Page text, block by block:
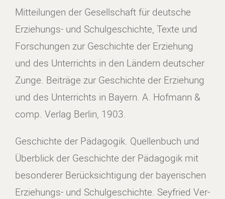
Mitteilungen der Gesellschaft für deutsche
Erziehungs- und Schulgeschichte, Texte und
Forschungen zur Geschichte der Erziehung
und des Unterrichts in den Ländern deutscher
Zunge. Beiträge zur Geschichte der Erziehung
und des Unterrichts in Bayern. A. Hofmann &
comp. Verlag Berlin, 1903.
Geschichte der Pädagogik. Quellenbuch und
Überblick der Geschichte der Pädagogik mit
besonderer Berücksichtigung der bayerischen
Erziehungs- und Schulgeschichte. Seyfried Ver-